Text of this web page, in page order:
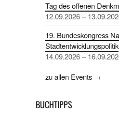
Tag des offenen
12.09.2026 –
19. Bundeskongress
Stadtentwicklungspolitik
14.09.2026 –
zu allen Events →
BUCHTIPPS